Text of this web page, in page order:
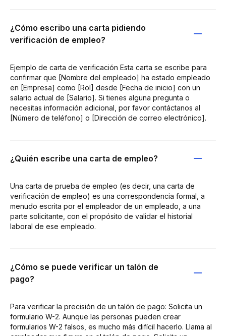
¿Cómo escribo una carta pidiendo
verificación de empleo?
Ejemplo de carta de verificación Esta carta se escribe para
confirmar que [Nombre del empleado] ha estado empleado
en [Empresa] como [Rol] desde [Fecha de inicio] con un
salario actual de [Salario]. Si tienes alguna pregunta o
necesitas información adicional, por favor contáctanos al
[Número de teléfono] o [Dirección de correo electrónico].
¿Quién escribe una carta de empleo?
Una carta de prueba de empleo (es decir, una carta de
verificación de empleo) es una correspondencia formal, a
menudo escrita por el empleador de un empleado, a una
parte solicitante, con el propósito de validar el historial
laboral de ese empleado.
¿Cómo se puede verificar un talón de
pago?
Para verificar la precisión de un talón de pago: Solicita un
formulario W-2. Aunque las personas pueden crear
formularios W-2 falsos, es mucho más difícil hacerlo. Llama al